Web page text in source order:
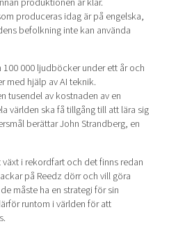
Scaleups
English
produceras idag är på engelska,
befolkning inte kan använda
000 ljudböcker under ett år och
med hjälp av AI teknik.
tusendel av kostnaden av en
världen ska få tillgång till att lära sig
berättar John Strandberg, en
i rekordfart och det finns redan
på Reedz dörr och vill göra
måste ha en strategi för sin
runtom i världen för att